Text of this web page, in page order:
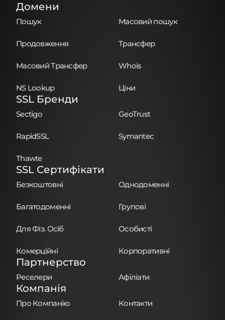
Домени
Пошук Масовий пошук
Продовження Трансфер
Масовий Трансфер Whois
NS Lookup Ціни
SSL Бренди
Sectigo GeoTrust
RapidSSL Symantec
Thawte
SSL Сертифікати
Безкоштовні Однодоменні
Багатодоменні Групові
Для Фіз. Осіб Особисті
Комерційні Корпоративні
Партнерство
Реселери Афіліати
Компанія
Про Компанію Контакти